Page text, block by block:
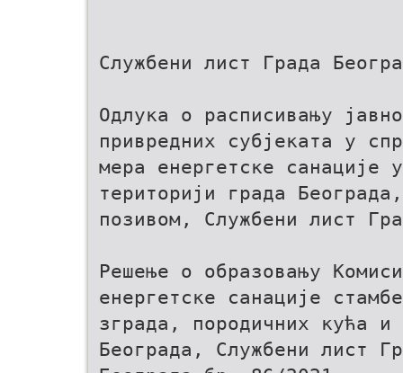
Службени лист Града
Одлука о расписивању
привредних субјеката у
мера енергетске санације
територији града
позивом, Службени лист
Решење о образовању
енергетске санације
зграда, породичних кућа и
Београда, Службени лист